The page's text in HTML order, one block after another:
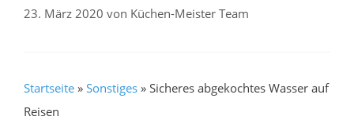
23. März 2020 von Küchen-Meister Team
Startseite » Sonstiges » Sicheres abgekochtes Wasser auf
Reisen